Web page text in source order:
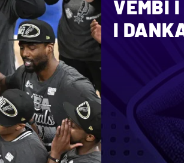
VEMBI
I